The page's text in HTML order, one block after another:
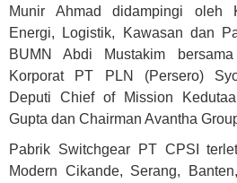
Munir Ahmad didampingi oleh
Energi, Logistik, Kawasan dan
BUMN Abdi Mustakim
Korporat PT PLN (Persero)
Deputi Chief of Mission
Gupta dan Chairman Avantha
Pabrik Switchgear PT CPSI
Modern Cikande, Serang,